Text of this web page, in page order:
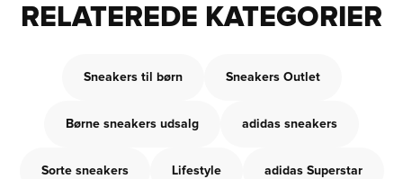
RELATEREDE KATEGORIER
Sneakers til børn Sneakers Outlet
Børne sneakers udsalg adidas sneakers
Sorte sneakers Lifestyle adidas Superstar